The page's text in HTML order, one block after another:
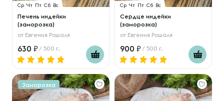
Ср Чт Пт Сб Вс
Печень индейки
(заморозка)
от Евгения Рошаля
630 / 500 г.
Ср Чт Пт Сб Вс
Сердце индейки
(заморозка)
от Евгения Рошаля
900 / 500 г.
Заморозка